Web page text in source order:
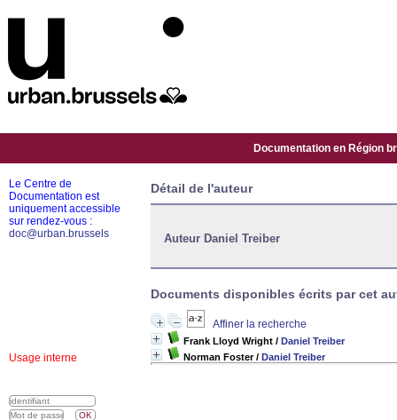
Documentation en Région
Détail de l'auteur
Auteur Daniel Treiber
Documents disponibles écrits par cet
Affiner la recherche
Frank Lloyd Wright / Daniel Treiber
Norman Foster/ Daniel Treiber
Le Centre de
Documentation est
uniquement accessible
sur rendez-vous :
doc@urban.brussels
Usage interne